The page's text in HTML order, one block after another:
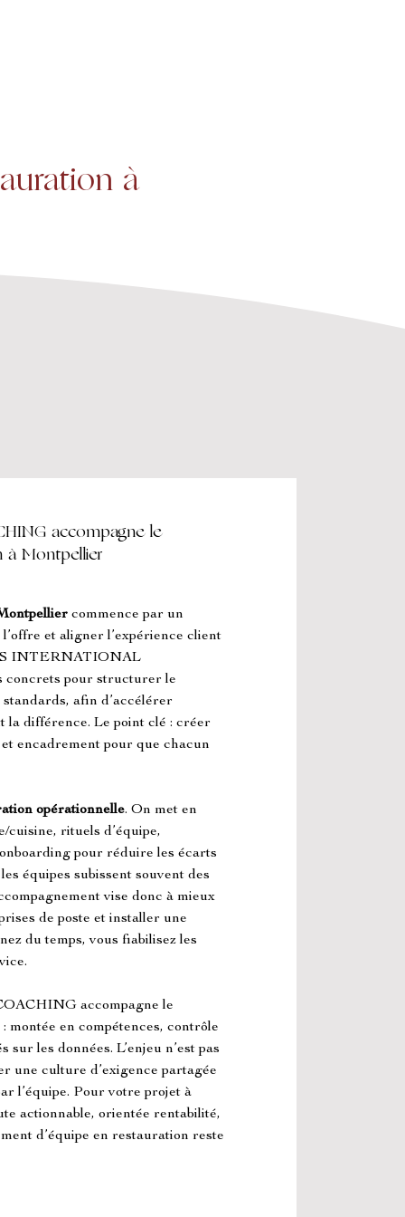
à
accompagne le
à Montpellier
commence par un
et aligner l’expérience client
INTERNATIONAL
concrets pour structurer le
afin d’accélérer
la différence. Le point clé : créer
encadrement pour que chacun
opérationnelle. On met en
cuisine, rituels d’équipe,
pour réduire les écarts
équipes subissent souvent des
vise donc à mieux
de poste et installer une
du temps, vous fiabilisez les
accompagne le
: montée en compétences, contrôle
les données. L’enjeu n’est pas
une culture d’exigence partagée
l’équipe. Pour votre projet à
actionnable, orientée rentabilité,
d’équipe en restauration reste